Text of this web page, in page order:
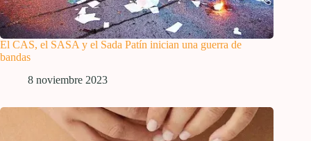
El CAS, el SASA y el Sada Patín inician una guerra de
bandas
8 noviembre 2023